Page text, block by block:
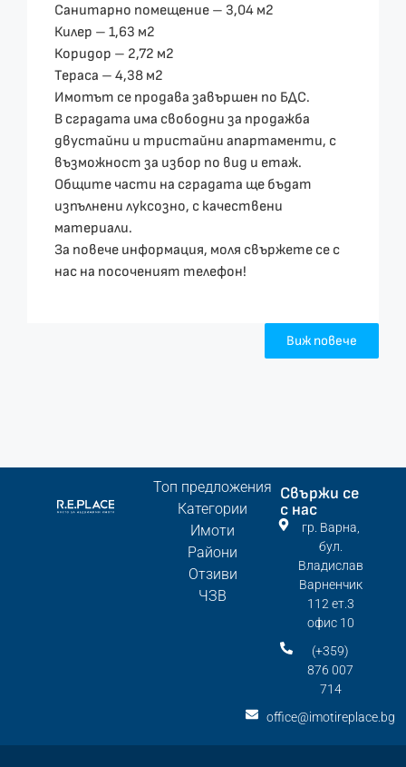
Санитарно помещение – 3,04 м2
Килер – 1,63 м2
Коридор – 2,72 м2
Тераса – 4,38 м2
Имотът се продава завършен по БДС.
В сградата има свободни за продажба
двустайни и тристайни апартаменти, с
възможност за избор по вид и етаж.
Общите части на сградата ще бъдат
изпълнени луксозно, с качествени
материали.
За повече информация, моля свържете се с
нас на посоченият телефон!
Виж повече
Топ предложения
Категории
Имоти
Райони
Отзиви
ЧЗВ
Свържи се
с нас
гр. Варна,
бул.
Владислав
Варненчик
112 ет.3
офис 10
(+359)
876 007
714
office@imotireplace.bg